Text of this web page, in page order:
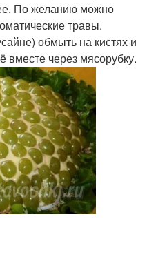
По желанию можно
травы.
обмыть на кистях и
вместе через мясорубку.